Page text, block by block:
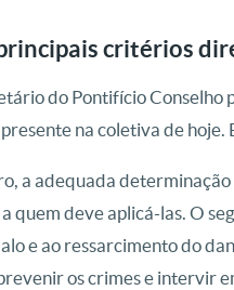
critérios
do Pontifício Conselho
na coletiva de
a adequada
quem deve aplicá-las. O
e ao ressarcimento do
os crimes e intervir